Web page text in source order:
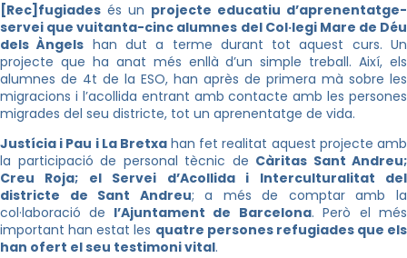
[Rec]fugiades és un projecte educatiu d’aprenentatge-
servei que vuitanta-cinc alumnes del Col·legi Mare de Déu
dels Àngels han dut a terme durant tot aquest curs. Un
projecte que ha anat més enllà d’un simple treball. Així, els
alumnes de 4t de la ESO, han après de primera mà sobre les
migracions i l’acollida entrant amb contacte amb les persones
migrades del seu districte, tot un aprenentatge de vida.
Justícia i Pau i La Bretxahan fet realitat aquest projecte amb
la participació de personal tècnic de Càritas Sant Andreu;
Creu Roja; el Servei d’Acollida i Interculturalitat del
districte de Sant Andreu; a més de comptar amb la
col·laboració de l’Ajuntament de Barcelona. Però el més
important han estat les quatre persones refugiades que els
han ofert el seu testimoni vital.